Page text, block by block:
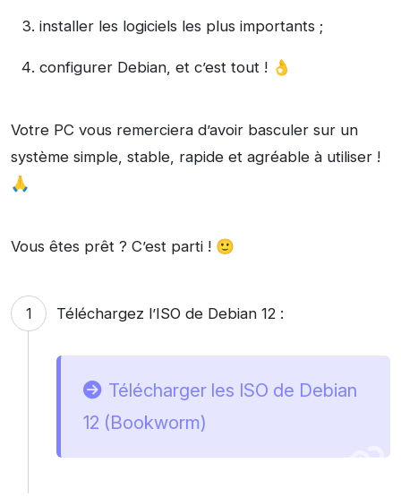
installer les logiciels les plus importants ;
configurer Debian, et c’est tout ! 👌
Votre PC vous remerciera d’avoir basculer sur un
système simple, stable, rapide et agréable à utiliser !
🙏
Vous êtes prêt ? C’est parti ! 🙂
Téléchargez l’ISO de Debian 12 :
Télécharger les ISO de Debian
12 (Bookworm)